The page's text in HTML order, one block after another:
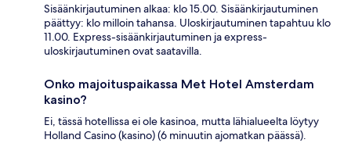
Sisäänkirjautuminen alkaa: klo 15.00. Sisäänkirjautuminen
päättyy: klo milloin tahansa. Uloskirjautuminen tapahtuu klo
11.00. Express-sisäänkirjautuminen ja express-
uloskirjautuminen ovat saatavilla.
Onko majoituspaikassa Met Hotel Amsterdam
kasino?
Ei, tässä hotellissa ei ole kasinoa, mutta lähialueelta löytyy
Holland Casino (kasino) (6 minuutin ajomatkan päässä).